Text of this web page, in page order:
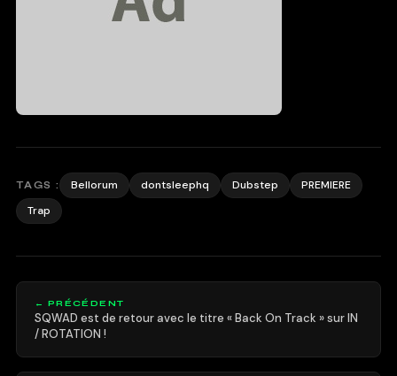
TAGS : Bellorum dontsleephq Dubstep
PREMIERE
Trap
← PRÉCÉDENT
SQWAD est de retour avec le titre « Back On Track » sur IN
/ ROTATION !